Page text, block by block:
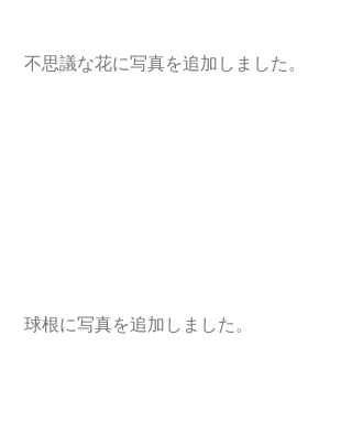
不思議な花に写真を追加しました。
球根に写真を追加しました。